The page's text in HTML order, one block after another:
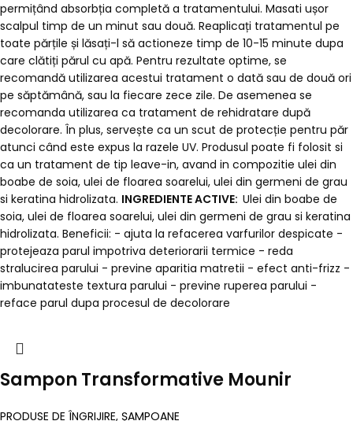
permițând absorbția completă a tratamentului. Masati ușor
scalpul timp de un minut sau două. Reaplicați tratamentul pe
toate părțile și lăsați-l să actioneze timp de 10-15 minute dupa
care clătiți părul cu apă. Pentru rezultate optime, se
recomandă utilizarea acestui tratament o dată sau de două ori
pe săptămână, sau la fiecare zece zile. De asemenea se
recomanda utilizarea ca tratament de rehidratare după
decolorare. În plus, servește ca un scut de protecție pentru păr
atunci când este expus la razele UV. Produsul poate fi folosit si
ca un tratament de tip leave-in, avand in compozitie ulei din
boabe de soia, ulei de floarea soarelui, ulei din germeni de grau
si keratina hidrolizata. INGREDIENTE ACTIVE: Ulei din boabe de
soia, ulei de floarea soarelui, ulei din germeni de grau si keratina
hidrolizata. Beneficii: - ajuta la refacerea varfurilor despicate -
protejeaza parul impotriva deteriorarii termice - reda
stralucirea parului - previne aparitia matretii - efect anti-frizz -
imbunatateste textura parului - previne ruperea parului -
reface parul dupa procesul de decolorare
Sampon Transformative Mounir
PRODUSE DE ÎNGRIJIRE, ȘAMPOANE